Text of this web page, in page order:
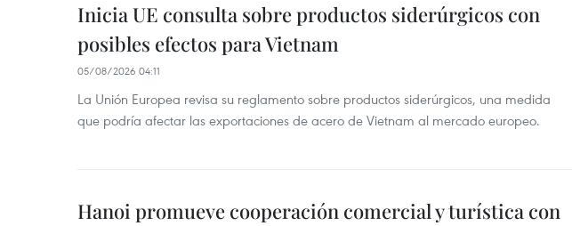
Inicia UE consulta sobre productos siderúrgicos con
posibles efectos para Vietnam
05/08/2026 04:11
La Unión Europea revisa su reglamento sobre productos siderúrgicos, una medida
que podría afectar las exportaciones de acero de Vietnam al mercado europeo.
Hanoi promueve cooperación comercial y turística con